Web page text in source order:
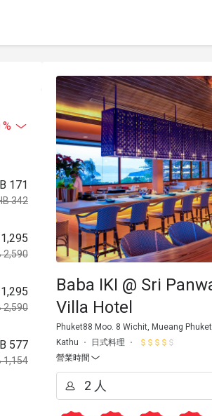
171
342
2,590
2,590
577
1,154
Baba IKI @ Sri
Villa Hotel
Phuket88 Moo. 8 Wichit, Mueang
Kathu
日式料理
營業時間